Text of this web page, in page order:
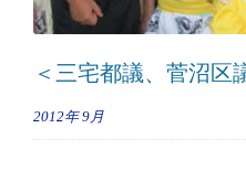
＜三宅都議、菅沼区
2012年 9月